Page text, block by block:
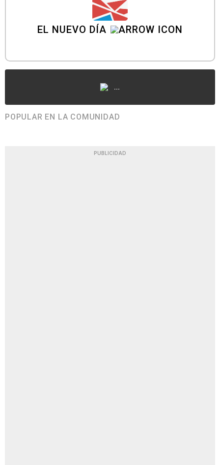
EL NUEVO DÍA
...
POPULAR EN LA COMUNIDAD
PUBLICIDAD